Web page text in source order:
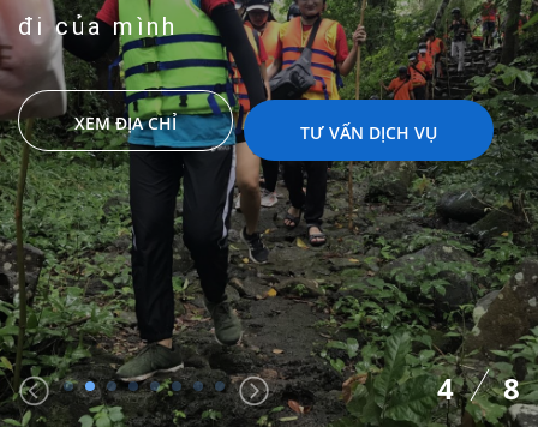
đi của mình
XEM ĐỊA CHỈ TƯ VẤN DỊCH VỤ
4 8